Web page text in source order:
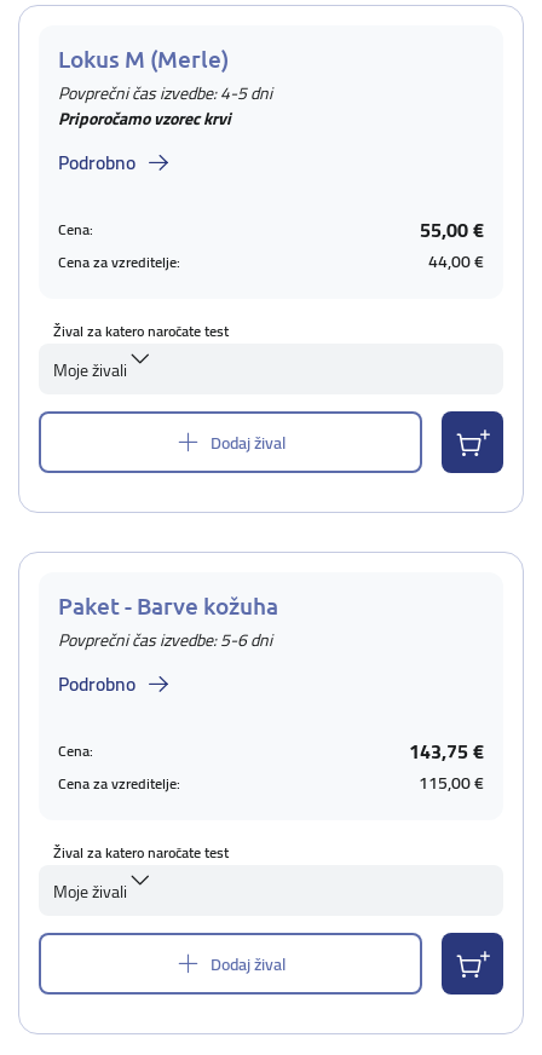
Lokus M (Merle)
Povprečni čas izvedbe: 4-5 dni
Priporočamo vzorec krvi
Podrobno
Cena: 55,00 €
Cena za vzreditelje: 44,00 €
Žival za katero naročate test
Moje živali
Dodaj žival
Paket - Barve kožuha
Povprečni čas izvedbe: 5-6 dni
Podrobno
Cena: 143,75 €
Cena za vzreditelje: 115,00 €
Žival za katero naročate test
Moje živali
Dodaj žival